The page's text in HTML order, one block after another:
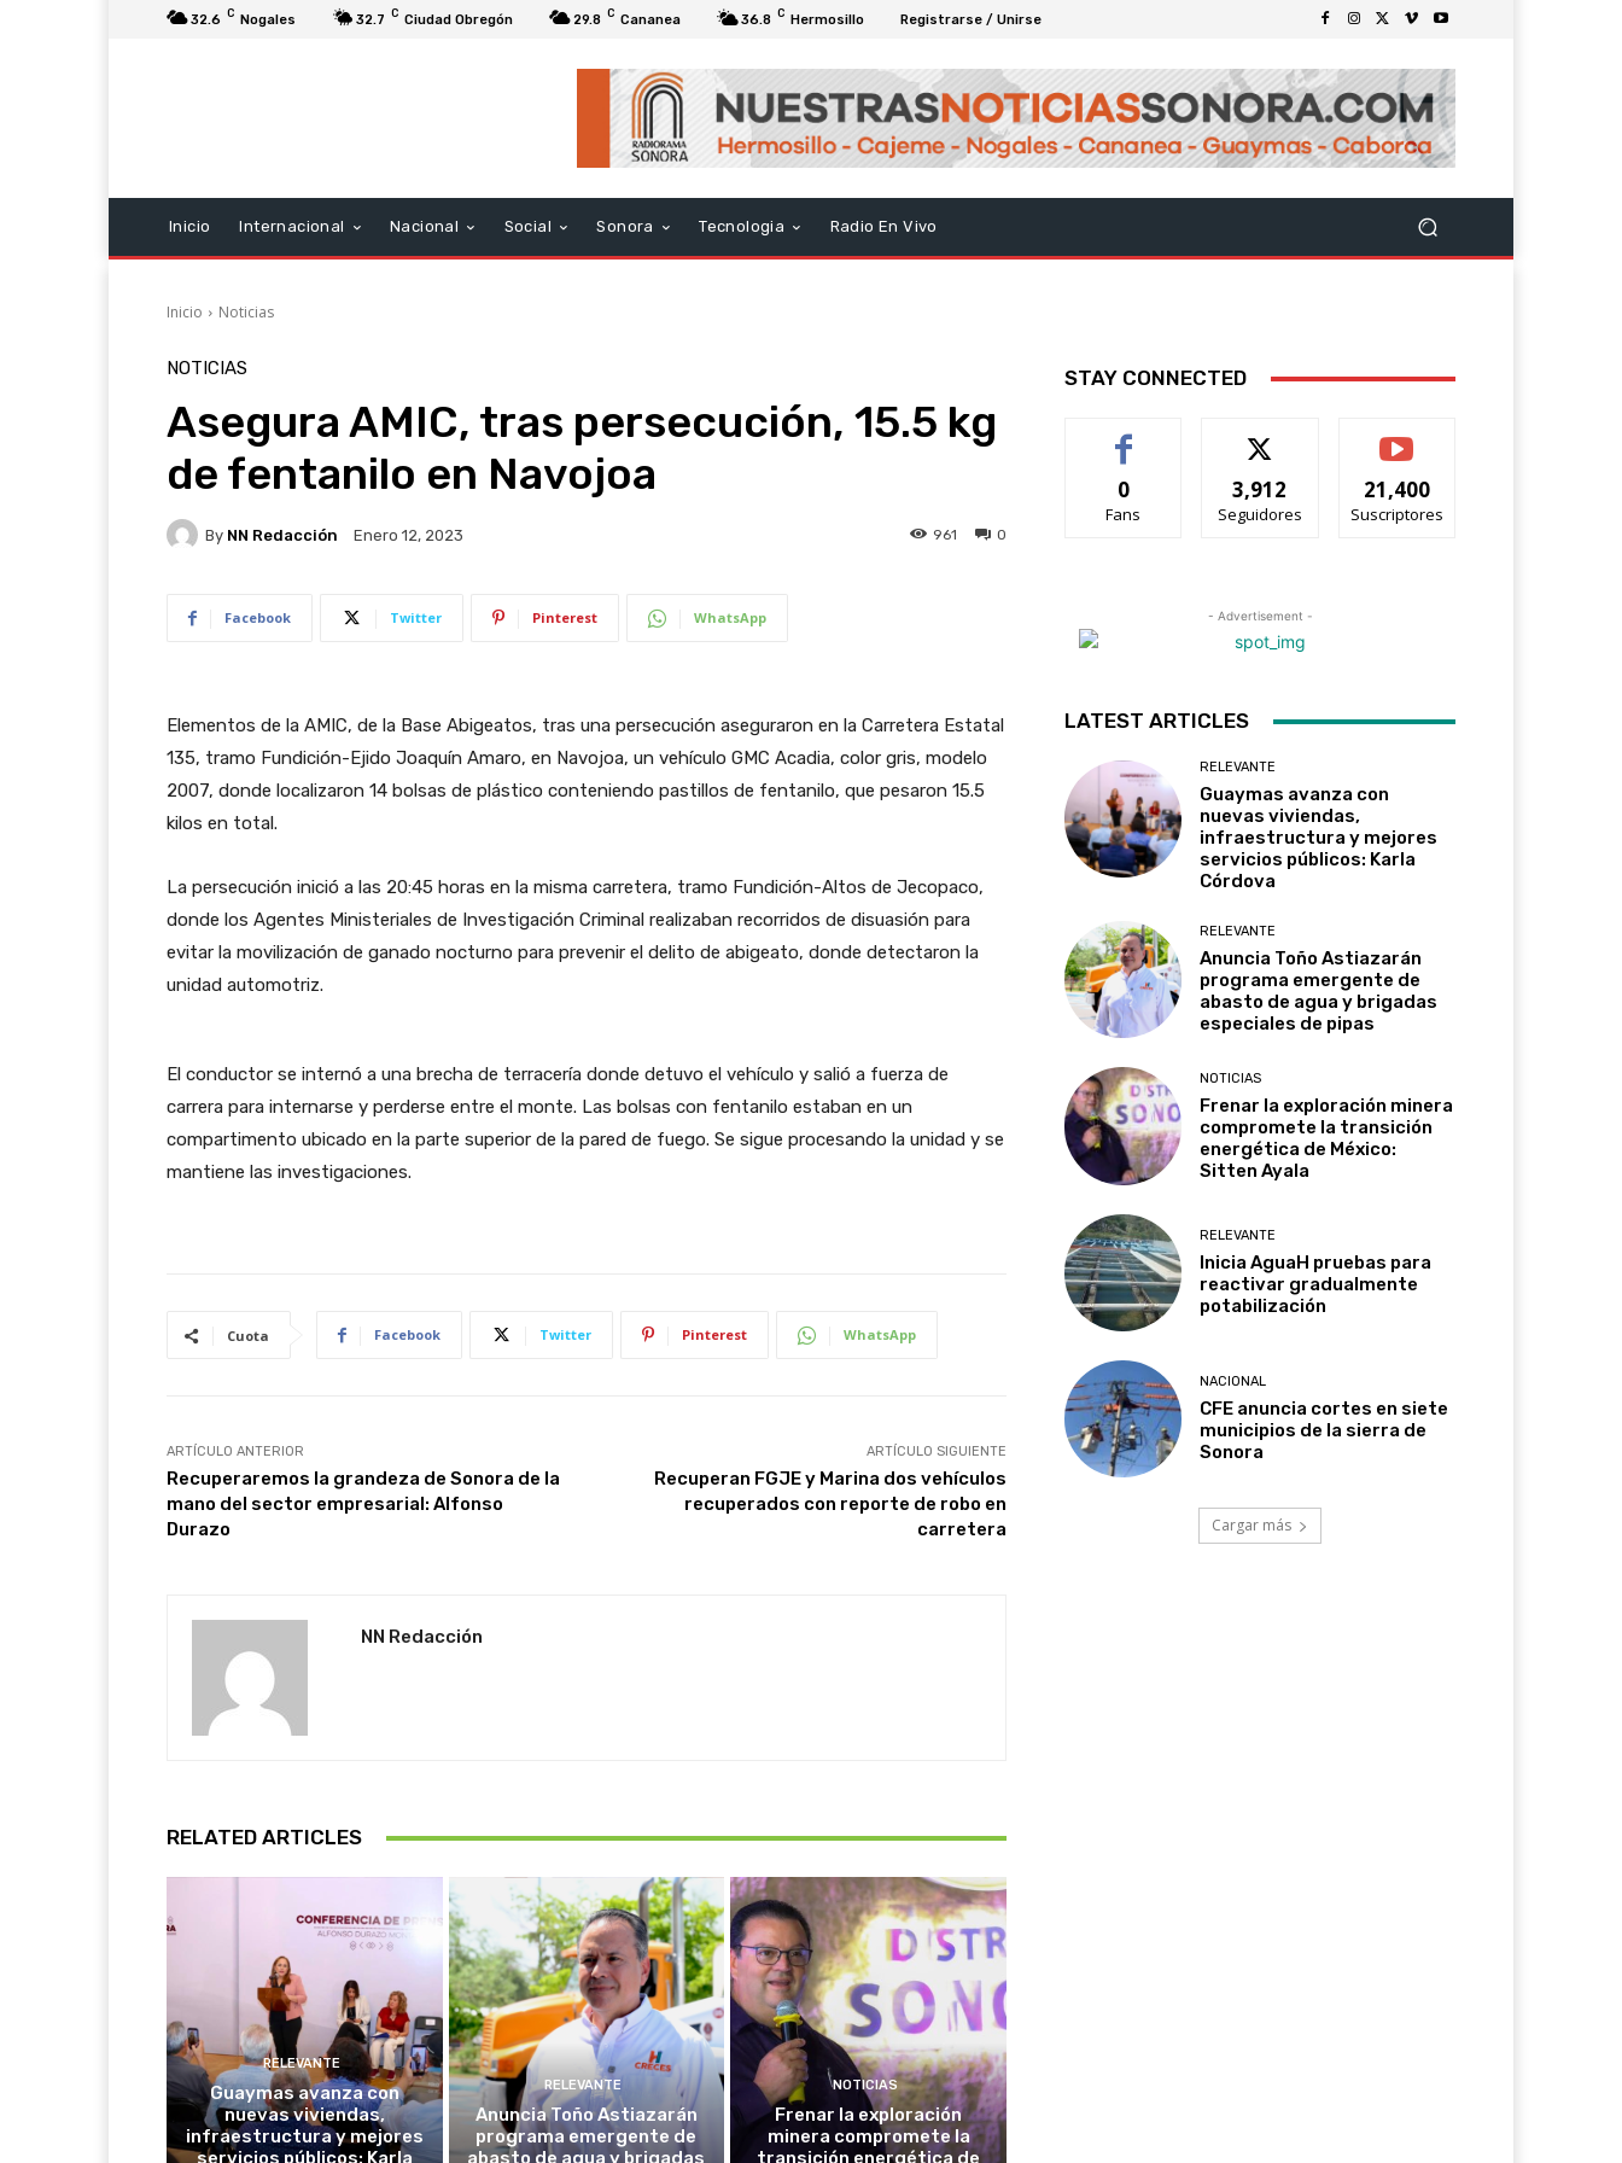
32.6 C Nogales 32.7 C Ciudad Obregón 29.8 C Cananea 36.8 C Hermosillo Registrarse / Unirse
Inicio Internacional Nacional Social Sonora Tecnologia Radio En Vivo
Inicio Noticias
NOTICIAS
Asegura AMIC, tras persecución, 15.5 kg
de fentanilo en Navojoa
By NN Redacción Enero 12, 2023 0
961
Facebook Twitter Pinterest WhatsApp
Elementos de la AMIC, de la Base Abigeatos, tras una persecución aseguraron en la Carretera Estatal
135, tramo Fundición-Ejido Joaquín Amaro, en Navojoa, un vehículo GMC Acadia, color gris, modelo
2007, donde localizaron 14 bolsas de plástico conteniendo pastillos de fentanilo, que pesaron 15.5
kilos en total.
La persecución inició a las 20:45 horas en la misma carretera, tramo Fundición-Altos de Jecopaco,
donde los Agentes Ministeriales de Investigación Criminal realizaban recorridos de disuasión para
evitar la movilización de ganado nocturno para prevenir el delito de abigeato, donde detectaron la
unidad automotriz.
El conductor se internó a una brecha de terracería donde detuvo el vehículo y salió a fuerza de
carrera para internarse y perderse entre el monte. Las bolsas con fentanilo estaban en un
compartimento ubicado en la parte superior de la pared de fuego. Se sigue procesando la unidad y se
mantiene las investigaciones.
Cuota Facebook Twitter Pinterest WhatsApp
ARTÍCULO ANTERIOR
Recuperaremos la grandeza de Sonora de la
mano del sector empresarial: Alfonso
Durazo
ARTÍCULO SIGUIENTE
Recuperan FGJE y Marina dos vehículos
recuperados con reporte de robo en
carretera
NN Redacción
RELATED ARTICLES
RELEVANTE
Guaymas avanza con
nuevas viviendas,
infraestructura y mejores
servicios públicos: Karla
RELEVANTE
Anuncia Toño Astiazarán
programa emergente de
abasto de agua y brigadas
NOTICIAS
Frenar la exploración
minera compromete la
transición energética de
STAY CONNECTED
0
Fans
3,912
Seguidores
21,400
Suscriptores
- Advertisement -
LATEST ARTICLES
RELEVANTE
Guaymas avanza con
nuevas viviendas,
infraestructura y mejores
servicios públicos: Karla
Córdova
RELEVANTE
Anuncia Toño Astiazarán
programa emergente de
abasto de agua y brigadas
especiales de pipas
NOTICIAS
Frenar la exploración minera
compromete la transición
energética de México:
Sitten Ayala
RELEVANTE
Inicia AguaH pruebas para
reactivar gradualmente
potabilización
NACIONAL
CFE anuncia cortes en siete
municipios de la sierra de
Sonora
Cargar más